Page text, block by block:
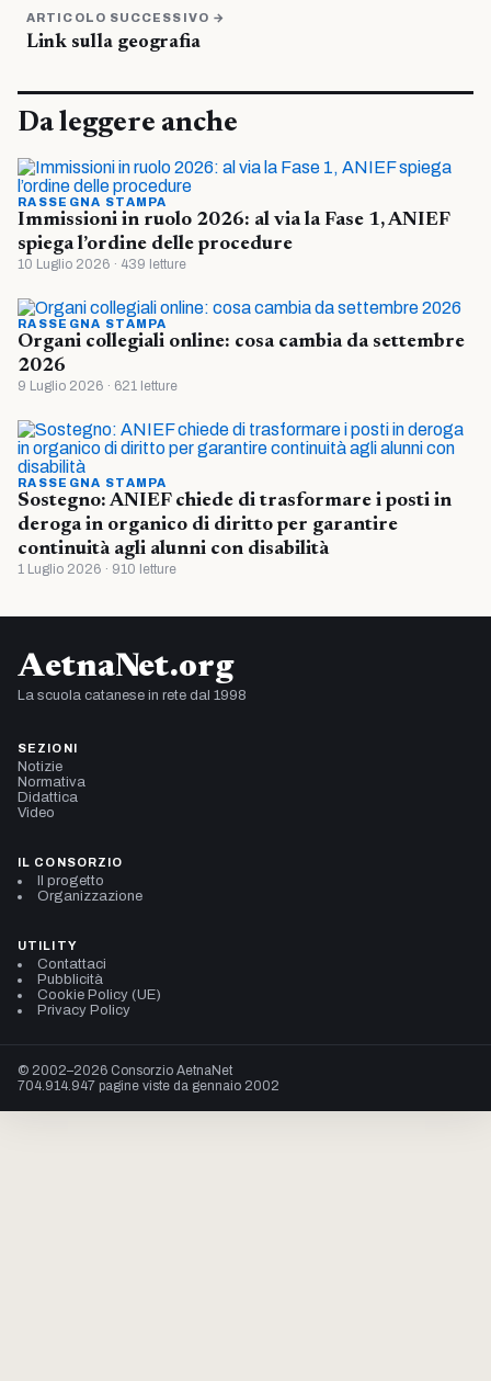
ARTICOLO SUCCESSIVO →
Link sulla geografia
Da leggere anche
RASSEGNA STAMPA
Immissioni in ruolo 2026: al via la Fase 1, ANIEF
spiega l’ordine delle procedure
10 Luglio 2026 · 439 letture
RASSEGNA STAMPA
Organi collegiali online: cosa cambia da settembre
2026
9 Luglio 2026 · 621 letture
RASSEGNA STAMPA
Sostegno: ANIEF chiede di trasformare i posti in
deroga in organico di diritto per garantire
continuità agli alunni con disabilità
1 Luglio 2026 · 910 letture
AetnaNet.org
La scuola catanese in rete dal 1998
SEZIONI
Notizie
Normativa
Didattica
Video
IL CONSORZIO
Il progetto
Organizzazione
UTILITY
Contattaci
Pubblicità
Cookie Policy (UE)
Privacy Policy
© 2002–2026 Consorzio AetnaNet
704.914.947 pagine viste da gennaio 2002